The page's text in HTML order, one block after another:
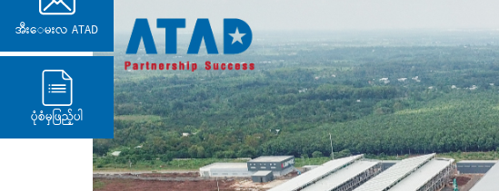
အီးေမးလ ATAD
ပုံစံမှဖြည့်ပါ